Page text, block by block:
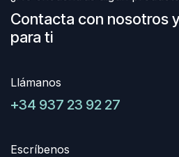
Contacta con nosotros
para ti
Llámanos
+34 937 23 92 27
Escríbenos